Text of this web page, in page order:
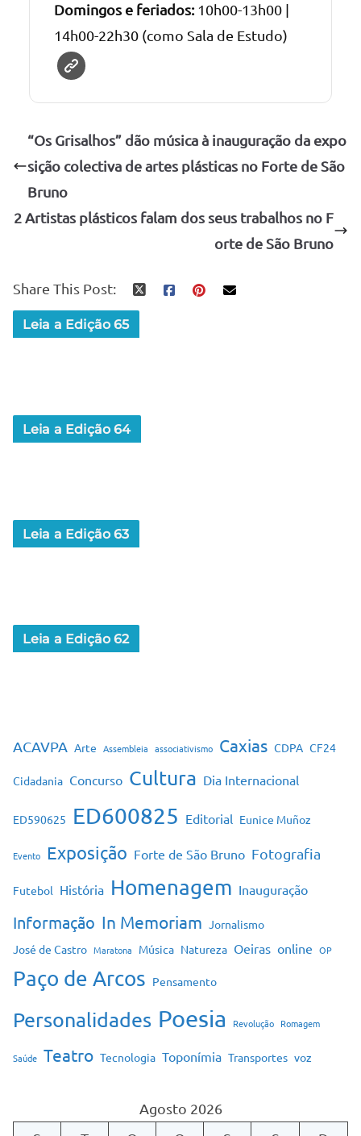
Domingos e feriados:10h00-13h00 |
14h00-22h30 (como Sala de Estudo)
“Os Grisalhos” dão música à inauguração da expo
sição colectiva de artes plásticas no Forte de São
Bruno
2 Artistas plásticos falam dos seus trabalhos no F
orte de São Bruno
Share This Post:
Leia a Edição 65
Leia a Edição 64
Leia a Edição 63
Leia a Edição 62
ACAVPA Arte Assembleia associativismo Caxias CDPA CF24
Cidadania Concurso Cultura Dia Internacional
ED590625 ED600825 Editorial Eunice Muñoz
Evento Exposição Forte de São Bruno Fotografia
Futebol História Homenagem Inauguração
Informação In Memoriam Jornalismo
José de Castro Maratona Música Natureza Oeiras online OP
Paço de Arcos Pensamento
Personalidades Poesia Revolução Romagem
Saúde Teatro Tecnologia Toponímia Transportes voz
Agosto 2026